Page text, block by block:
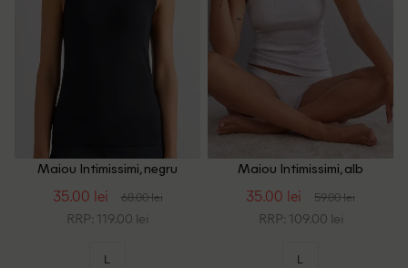
Maiou Intimissimi, negru
35.00 lei 68.00 lei
RRP: 119.00 lei
L
Maiou Intimissimi, alb
35.00 lei 59.00 lei
RRP: 109.00 lei
L